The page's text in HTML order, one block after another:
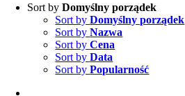
Sort byDomyślny porządek
Sort byDomyślny porządek
Sort byNazwa
Sort byCena
Sort byData
Sort byPopularność